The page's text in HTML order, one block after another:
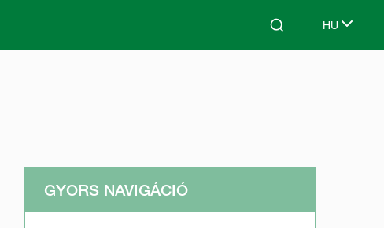
Search HU
Select
GYORS NAVIGÁCIÓ